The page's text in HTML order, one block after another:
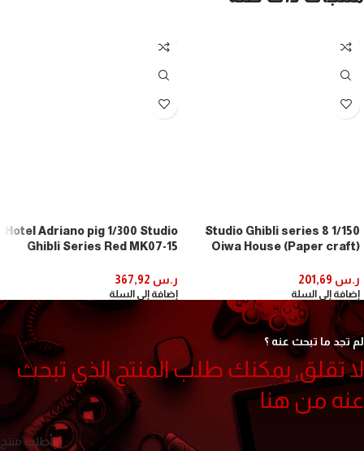
1/150 Studio Ghibli series 8
Oiwa House (Paper craft)
ر.س
إضافة إلى السلة
Hotel Adriano pig 1/300 Studio
Ghibli Series Red MK07-15
ر.س
إضافة إلى السلة
لم تجد ما تبحث عنه ؟
لا تقلق, يمكنك طلب المنتج الذي تبحث
عنه من هنا
أطلب منتج